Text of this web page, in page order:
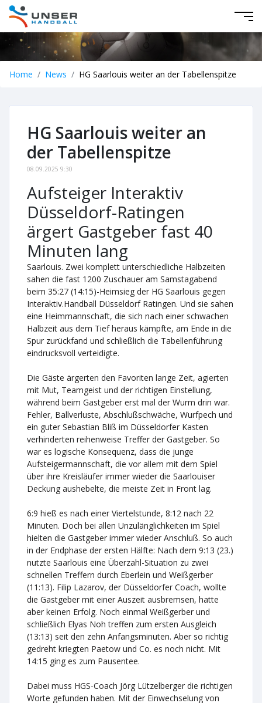
Home News HG Saarlouis weiter an der Tabellenspitze
HG Saarlouis weiter an
der Tabellenspitze
08.09.2025 9:30
Aufsteiger Interaktiv
Düsseldorf-Ratingen
ärgert Gastgeber fast 40
Minuten lang
Saarlouis. Zwei komplett unterschiedliche Halbzeiten
sahen die fast 1200 Zuschauer am Samstagabend
beim 35:27 (14:15)-Heimsieg der HG Saarlouis gegen
Interaktiv.Handball Düsseldorf Ratingen. Und sie sahen
eine Heimmannschaft, die sich nach einer schwachen
Halbzeit aus dem Tief heraus kämpfte, am Ende in die
Spur zurückfand und schließlich die Tabellenführung
eindrucksvoll verteidigte.
Die Gäste ärgerten den Favoriten lange Zeit, agierten
mit Mut, Teamgeist und der richtigen Einstellung,
während beim Gastgeber erst mal der Wurm drin war.
Fehler, Ballverluste, Abschlußschwäche, Wurfpech und
ein guter Sebastian Bliß im Düsseldorfer Kasten
verhinderten reihenweise Treffer der Gastgeber. So
war es logische Konsequenz, dass die junge
Aufsteigermannschaft, die vor allem mit dem Spiel
über ihre Kreisläufer immer wieder die Saarlouiser
Deckung aushebelte, die meiste Zeit in Front lag.
6:9 hieß es nach einer Viertelstunde, 8:12 nach 22
Minuten. Doch bei allen Unzulänglichkeiten im Spiel
hielten die Gastgeber immer wieder Anschluß. So auch
in der Endphase der ersten Hälfte: Nach dem 9:13 (23.)
nutzte Saarlouis eine Überzahl-Situation zu zwei
schnellen Treffern durch Eberlein und Weißgerber
(11:13). Filip Lazarov, der Düsseldorfer Coach, wollte
die Gastgeber mit einer Auszeit ausbremsen, hatte
aber keinen Erfolg. Noch einmal Weißgerber und
schließlich Elyas Noh treffen zum ersten Ausgleich
(13:13) seit den zehn Anfangsminuten. Aber so richtig
gedreht kriegten Paetow und Co. es noch nicht. Mit
14:15 ging es zum Pausentee.
Dabei muss HGS-Coach Jörg Lützelberger die richtigen
Worte gefunden haben. Mit der Einwechselung von